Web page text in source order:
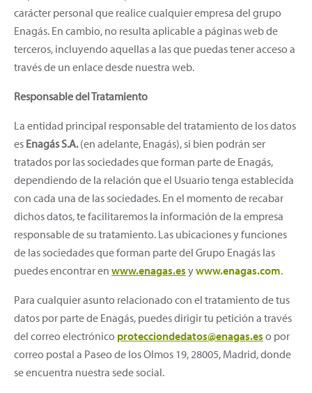
carácter personal que realice cualquier empresa del grupo
Enagás. En cambio, no resulta aplicable a páginas web de
terceros, incluyendo aquellas a las que puedas tener acceso a
través de un enlace desde nuestra web.
Responsable del Tratamiento
La entidad principal responsable del tratamiento de los datos
es Enagás S.A.(en adelante, Enagás), si bien podrán ser
tratados por las sociedades que forman parte de Enagás,
dependiendo de la relación que el Usuario tenga establecida
con cada una de las sociedades. En el momento de recabar
dichos datos, te facilitaremos la información de la empresa
responsable de su tratamiento. Las ubicaciones y funciones
de las sociedades que forman parte del Grupo Enagás las
puedes encontrar en www.enagas.es ywww.enagas.com.
Para cualquier asunto relacionado con el tratamiento de tus
datos por parte de Enagás, puedes dirigir tu petición a través
del correo electrónico protecciondedatos@enagas.es o por
correo postal a Paseo de los Olmos 19, 28005, Madrid, donde
se encuentra nuestra sede social.